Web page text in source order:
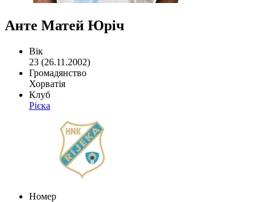
Анте Матей Юріч
Вік
23 (26.11.2002)
Громадянство
Хорватія
Клуб
Рієка
Номер